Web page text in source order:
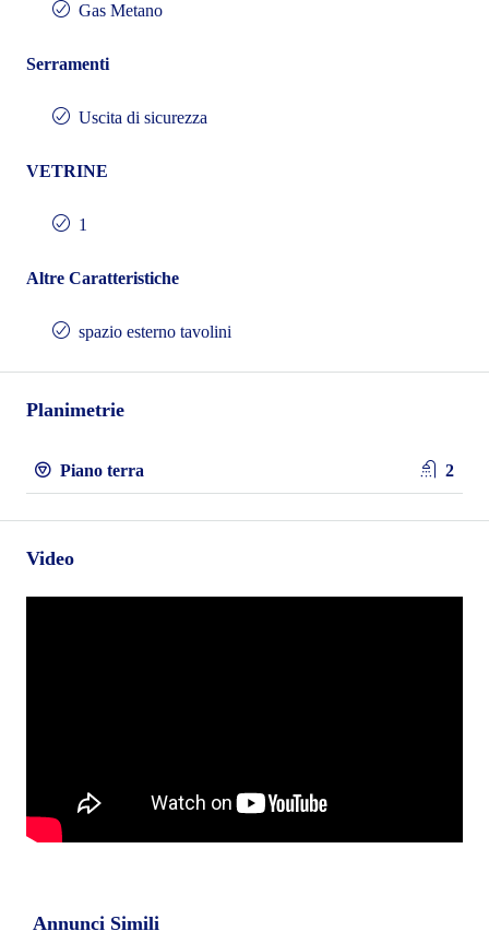
Gas Metano
Serramenti
Uscita di sicurezza
VETRINE
1
Altre Caratteristiche
spazio esterno tavolini
Planimetrie
Piano terra 2
Video
Annunci Simili